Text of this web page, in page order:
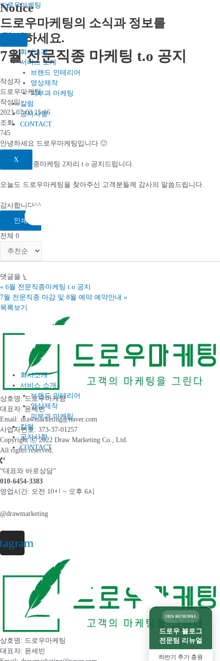
콘텐츠로
드로우마케팅
회사소개
서비스 소개
브랜드 인테리어
영상제작
피부과 마케팅
칼럼
공지사항
CONTACT
X
회사소개
서비스 소개
브랜드 인테리어
영상제작
피부과 마케팅
칼럼
공지사항
CONTACT
Notice
드로우마케팅의 소식과 정보를
확인하세요.​
7월 전문직종 마케팅 t.o 공지
작성자
드로우마케팅
작성일
2023-07-03 15:16
조회
745
안녕하세요 드로우마케팅입니다 🙂
7월 전문직종마케팅 2자리 t.o 공지드립니다.
오늘도 드로우마케팅을 찾아주신 고객분들께 감사의 말씀드립니다.
감사합니다^^
인쇄
전체 0
댓글을 남기려면
« 6월 전문직종마케팅 t.o 공지
7월 전문직종 마감 및 8월 예약 예약안내 »
목록보기
2026 RENEWAL
드로우 블로그
전문팀 리뉴얼
하반기 추가 충원
상호명: 드로우마케팅
대표자: 윤세빈
Email: drawmarketing@naver.com
사업자번호: 373-37-01257
Copyright ⓒ 2022 Draw Marketing Co., Ltd.
All rights reserved.
“대표와 바로상담”
010-6454-3383
영업시간: 오전 10시 ~ 오후 6시
@drawmarketing
상호명: 드로우마케팅
대표자: 윤세빈